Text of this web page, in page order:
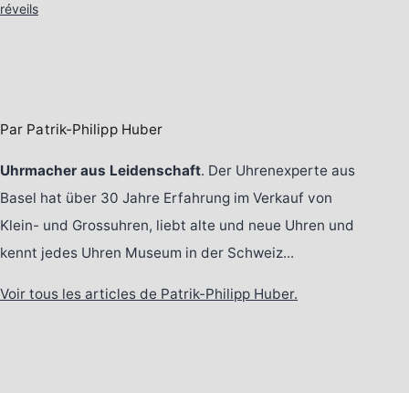
réveils
Par Patrik-Philipp Huber
Uhrmacher aus Leidenschaft. Der Uhrenexperte aus
Basel hat über 30 Jahre Erfahrung im Verkauf von
Klein- und Grossuhren, liebt alte und neue Uhren und
kennt jedes Uhren Museum in der Schweiz...
Voir tous les articles de Patrik-Philipp Huber.